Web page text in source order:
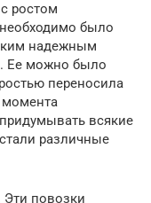
ростом
было
надежным
Ее можно было
переносила
момента
всякие
различные
Эти повозки